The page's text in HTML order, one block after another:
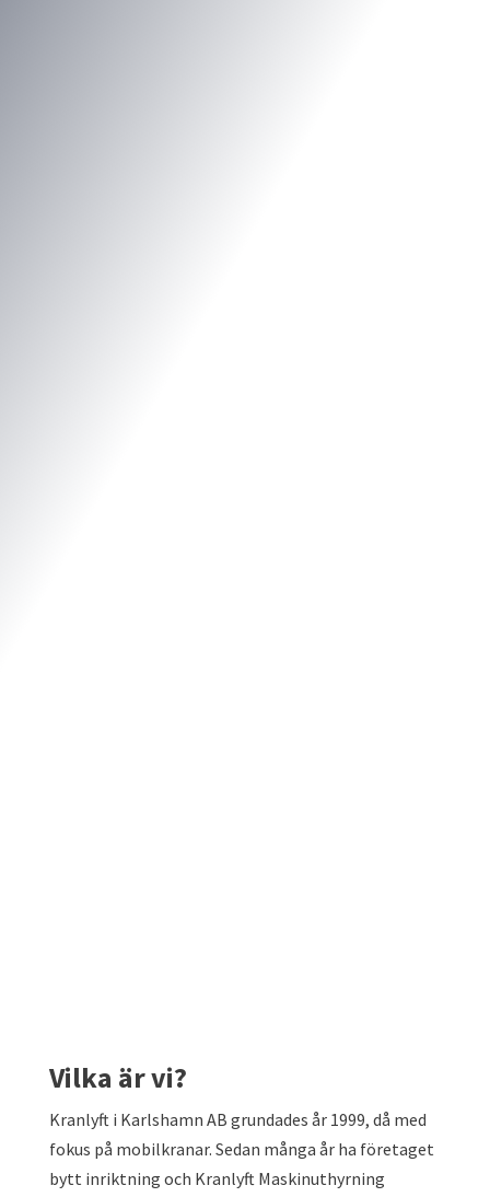
Vilka är vi?
Kranlyft i Karlshamn AB grundades år 1999, då med
fokus på mobilkranar. Sedan många år ha företaget
bytt inriktning och Kranlyft Maskinuthyrning